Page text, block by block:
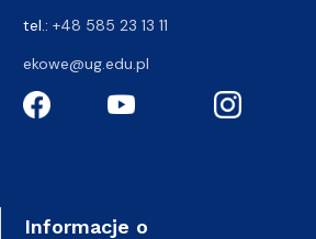
tel.: +48 585 23 13 11
ekowe@ug.edu.pl
Informacje o